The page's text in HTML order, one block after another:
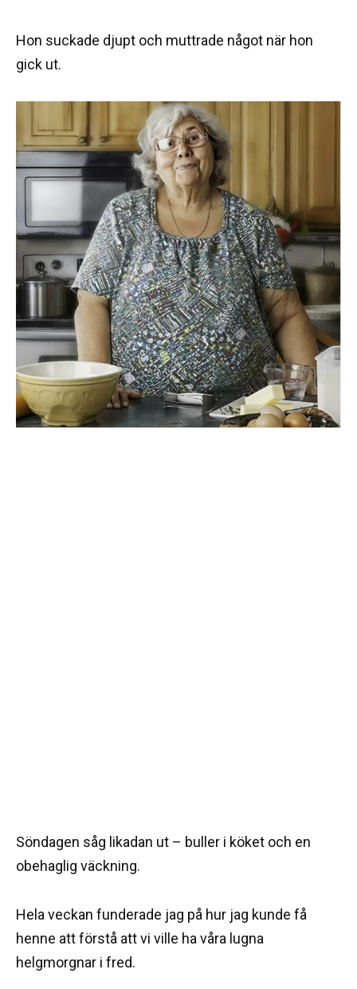
Hon suckade djupt och muttrade något när hon
gick ut.
Söndagen såg likadan ut – buller i köket och en
obehaglig väckning.
Hela veckan funderade jag på hur jag kunde få
henne att förstå att vi ville ha våra lugna
helgmorgnar i fred.